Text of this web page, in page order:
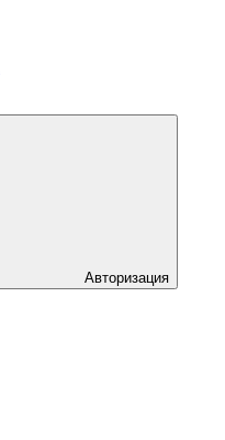
Авторизация